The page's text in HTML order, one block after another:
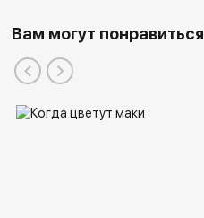
Вам могут понравиться